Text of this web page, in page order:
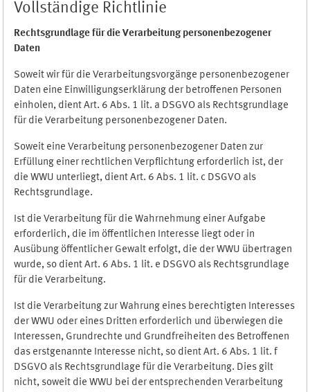
Vollständige Richtlinie
Rechtsgrundlage für die Verarbeitung personenbezogener
Daten
Soweit wir für die Verarbeitungsvorgänge personenbezogener
Daten eine Einwilligungserklärung der betroffenen Personen
einholen, dient Art. 6 Abs. 1 lit. a DSGVO als Rechtsgrundlage
für die Verarbeitung personenbezogener Daten.
Soweit eine Verarbeitung personenbezogener Daten zur
Erfüllung einer rechtlichen Verpflichtung erforderlich ist, der
die WWU unterliegt, dient Art. 6 Abs. 1 lit. c DSGVO als
Rechtsgrundlage.
Ist die Verarbeitung für die Wahrnehmung einer Aufgabe
erforderlich, die im öffentlichen Interesse liegt oder in
Ausübung öffentlicher Gewalt erfolgt, die der WWU übertragen
wurde, so dient Art. 6 Abs. 1 lit. e DSGVO als Rechtsgrundlage
für die Verarbeitung.
Ist die Verarbeitung zur Wahrung eines berechtigten Interesses
der WWU oder eines Dritten erforderlich und überwiegen die
Interessen, Grundrechte und Grundfreiheiten des Betroffenen
das erstgenannte Interesse nicht, so dient Art. 6 Abs. 1 lit. f
DSGVO als Rechtsgrundlage für die Verarbeitung. Dies gilt
nicht, soweit die WWU bei der entsprechenden Verarbeitung